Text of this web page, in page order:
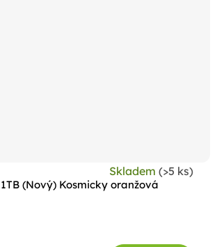
(Nový) Kosmicky oranžová
Skladem (>5 ks)